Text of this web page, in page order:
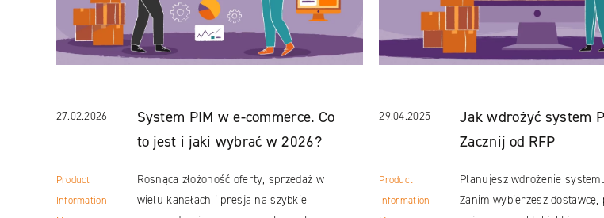
27.02.2026
System PIM w e-commerce. Co
to jest i jaki wybrać w 2026?
Product
Information
Rosnąca złożoność oferty, sprzedaż w
wielu kanałach i presja na szybkie
29.04.2025
Jak wdrożyć system
Zacznij od RFP
Product
Information
Planujesz wdrożenie
Zanim wybierzesz dostawcę,